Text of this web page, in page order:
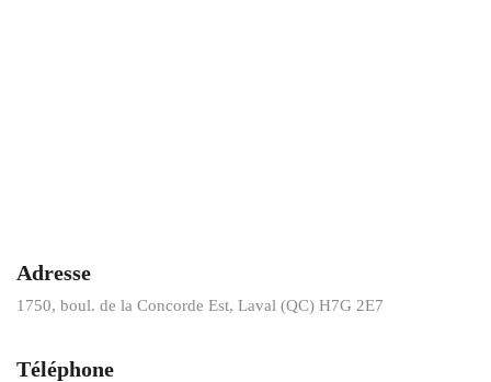
Adresse
1750, boul. de la Concorde Est, Laval (QC) H7G 2E7
Téléphone